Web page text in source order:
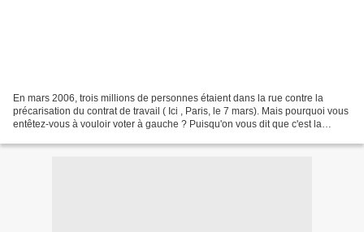
En mars 2006, trois millions de personnes étaient dans la rue contre la
précarisation du contrat de travail ( Ici , Paris, le 7 mars). Mais pourquoi vous
entêtez-vous à vouloir voter à gauche ? Puisqu'on vous dit que c'est la